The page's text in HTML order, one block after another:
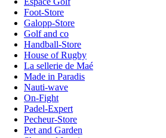
Foot-Store
Galopp-Store
Golf and co
Handball-Store
House of Rugby
La sellerie de Maé
Made in Paradis
Nauti-wave
On-Fight
Padel-Expert
Pecheur-Store
Pet and Garden